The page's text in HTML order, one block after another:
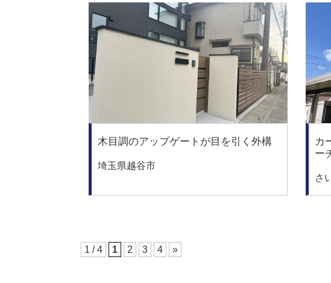
木目調のアップゲートが目を引く外構
埼玉県越谷市
カ
ー
さ
1 / 4 1 2 3 4 »